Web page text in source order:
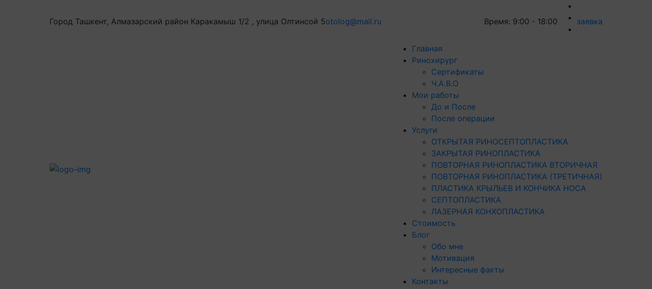
Город Ташкент, Алмазарский район Каракамыш 1/2 , улица Олтинсой 5otolog@mail.ru Время: 9:00 - 18:00 заявка
Главная
Ринохирург
Сертификаты
Ч.А.В.О
Мои работы
До и После
После операции
Услуги
ОТКРЫТАЯ РИНОСЕПТОПЛАСТИКА
ЗАКРЫТАЯ РИНОПЛАСТИКА
ПОВТОРНАЯ РИНОПЛАСТИКА ВТОРИЧНАЯ
ПОВТОРНАЯ РИНОПЛАСТИКА (ТРЕТИЧНАЯ)
ПЛАСТИКА КРЫЛЬЕВ И КОНЧИКА НОСА
СЕПТОПЛАСТИКА
ЛАЗЕРНАЯ КОНХОПЛАСТИКА
Стоимость
Блог
Обо мне
Мотивация
Интересные факты
Контакты